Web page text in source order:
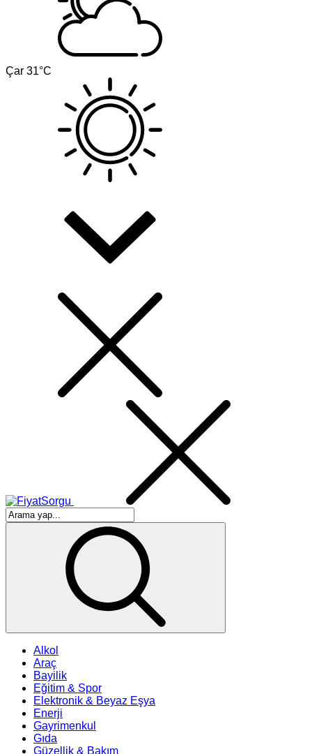
Çar 31°C
Alkol
Araç
Bayilik
Eğitim & Spor
Elektronik & Beyaz Eşya
Enerji
Gayrimenkul
Gıda
Güzellik & Bakım